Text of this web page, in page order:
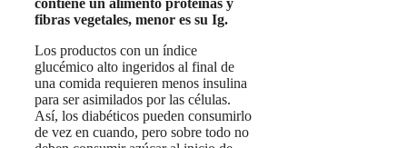
contiene un alimento proteínas y
fibras vegetales, menor es su Ig.
Los productos con un índice
glucémico alto ingeridos al final de
una comida requieren menos insulina
para ser asimilados por las células.
Así, los diabéticos pueden consumirlo
de vez en cuando, pero sobre todo no